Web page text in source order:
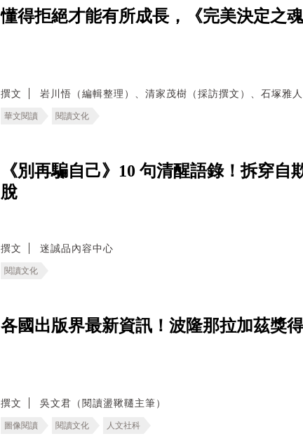
懂得拒絕才能有所成長，《完美決定之
撰文 岩川悟（編輯整理）、清家茂樹（採訪撰文）、石塚雅人
華文閱讀 閱讀文化
《別再騙自己》10 句清醒語錄！拆穿
脫
撰文 迷誠品內容中心
閱讀文化
各國出版界最新資訊！波隆那拉加茲獎
撰文 吳文君（閱讀盪鞦韆主筆）
圖像閱讀 閱讀文化 人文社科